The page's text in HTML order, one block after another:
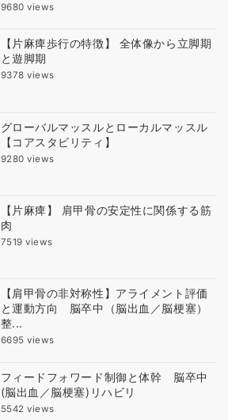
9680 views
【片麻痺歩行の特徴】 全体像から立脚期
と遊脚期
9378 views
グローバルマッスルとローカルマッスル
【コアスタビリティ】
9280 views
【片麻痺】 肩甲骨の安定性に関係する筋
肉
7519 views
【肩甲骨の非対称性】アライメント評価
と運動方向 脳卒中（脳出血／脳梗塞）
整...
6695 views
フィードフォワード制御と体幹 脳卒中
(脳出血／脳梗塞)リハビリ
5542 views